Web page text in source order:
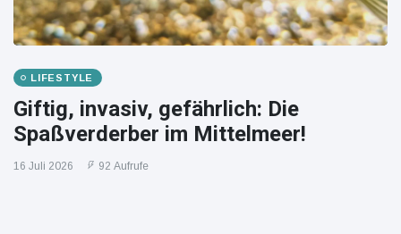
LIFESTYLE
Giftig, invasiv, gefährlich: Die
Spaßverderber im Mittelmeer!
16 Juli 2026 92 Aufrufe